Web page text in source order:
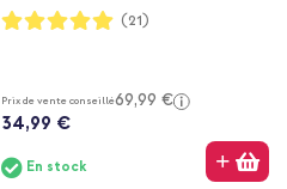
Notation:
99%
(21)
Prix de vente conseillé69,99 €
34,99 €
En stock